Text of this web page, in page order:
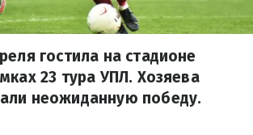
гостила на стадионе
23 тура УПЛ. Хозяева
неожиданную победу.